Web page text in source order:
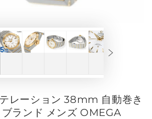
メ
ィ
ア
レーション 38mm 自動巻き
ランド メンズ OMEGA